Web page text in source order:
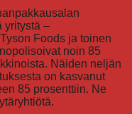
yritystä –
Foods ja toinen
noin 85
Näiden neljän
on kasvanut
85 prosenttiin. Ne